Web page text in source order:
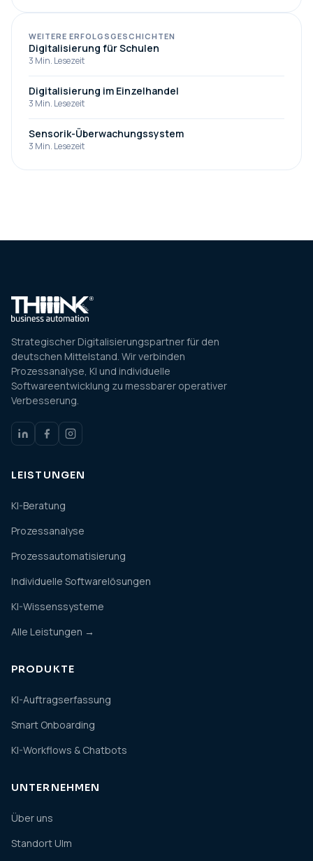
WEITERE ERFOLGSGESCHICHTEN
Digitalisierung für Schulen
3 Min. Lesezeit
Digitalisierung im Einzelhandel
3 Min. Lesezeit
Sensorik-Überwachungssystem
3 Min. Lesezeit
Strategischer Digitalisierungspartner für den
deutschen Mittelstand. Wir verbinden
Prozessanalyse, KI und individuelle
Softwareentwicklung zu messbarer operativer
Verbesserung.
LEISTUNGEN
KI-Beratung
Prozessanalyse
Prozessautomatisierung
Individuelle Softwarelösungen
KI-Wissenssysteme
Alle Leistungen →
PRODUKTE
KI-Auftragserfassung
Smart Onboarding
KI-Workflows & Chatbots
UNTERNEHMEN
Über uns
Standort Ulm